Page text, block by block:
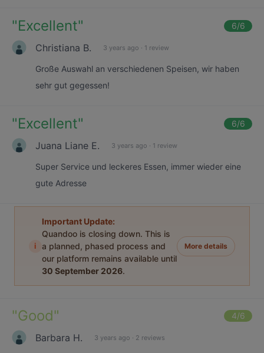
"Excellent" 6/6
Christiana B. 3 years ago · 1 review
Große Auswahl an verschiedenen Speisen, wir haben
sehr gut gegessen!
"Excellent" 6/6
Juana Liane E. 3 years ago · 1 review
Super Service und leckeres Essen, immer wieder eine
gute Adresse
i
Important Update:
Quandoo is closing down. This is
a planned, phased process and
our platform remains available until
30 September 2026.
More details
"Good" 4/6
Barbara H. 3 years ago · 2 reviews